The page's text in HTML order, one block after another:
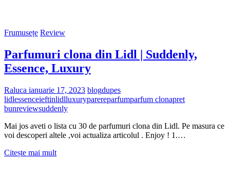
Frumusețe Review
Parfumuri clona din Lidl | Suddenly,
Essence, Luxury
Raluca ianuarie 17, 2023 blogdupes
lidlessenceieftinlidlluxuryparereparfumparfum clonapret
bunreviewsuddenly
Mai jos aveti o lista cu 30 de parfumuri clona din Lidl. Pe masura ce
voi descoperi altele ,voi actualiza articolul . Enjoy ! 1.…
Citește mai multParfumuri